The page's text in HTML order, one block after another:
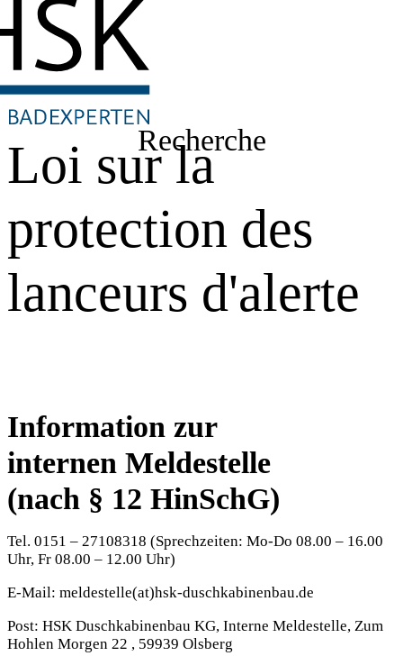
Recherche
Loi sur la
protection des
lanceurs d'alerte
Information zur
internen Meldestelle
(nach § 12 HinSchG)
Tel. 0151 – 27108318 (Sprechzeiten: Mo-Do 08.00 – 16.00
Uhr, Fr 08.00 – 12.00 Uhr)
E-Mail: meldestelle(at)hsk-duschkabinenbau.de
Post: HSK Duschkabinenbau KG, Interne Meldestelle, Zum
Hohlen Morgen 22 , 59939 Olsberg